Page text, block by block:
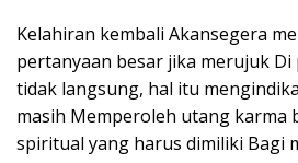
Kelahiran kembali Akansegera
pertanyaan besar jika merujuk Di
tidak langsung, hal itu
masih Memperoleh utang karma
spiritual yang harus dimiliki Bagi